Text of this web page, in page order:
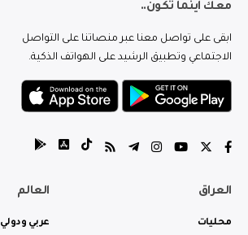
معك اينما تكون..
ابقى على تواصل معنا عبر منصاتنا على التواصل
الاجتماعي وتطبيق الرشيد على الهواتف الذكية.
العراق
محليات
العالم
عربي ودولي